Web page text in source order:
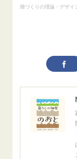
畑づくりの理論・デザイ